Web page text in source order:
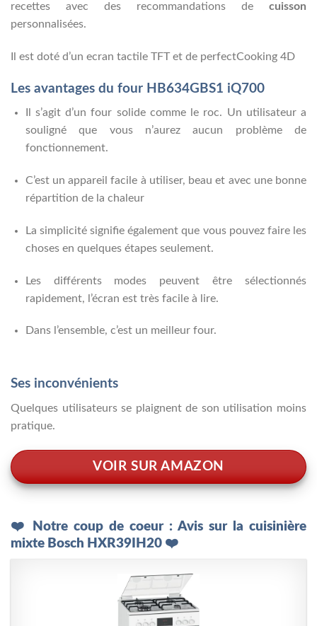
recettes avec des recommandations de cuisson
personnalisées.
Il est doté d’un ecran tactile TFT et de perfectCooking 4D
Les avantages du four HB634GBS1 iQ700
Il s’agit d’un four solide comme le roc. Un utilisateur a
souligné que vous n’aurez aucun problème de
fonctionnement.
C’est un appareil facile à utiliser, beau et avec une bonne
répartition de la chaleur
La simplicité signifie également que vous pouvez faire les
choses en quelques étapes seulement.
Les différents modes peuvent être sélectionnés
rapidement, l’écran est très facile à lire.
Dans l’ensemble, c’est un meilleur four.
Ses inconvénients
Quelques utilisateurs se plaignent de son utilisation moins
pratique.
VOIR SUR AMAZON
❤️ Notre coup de coeur : Avis sur la cuisinière
mixte Bosch HXR39IH20 ❤️